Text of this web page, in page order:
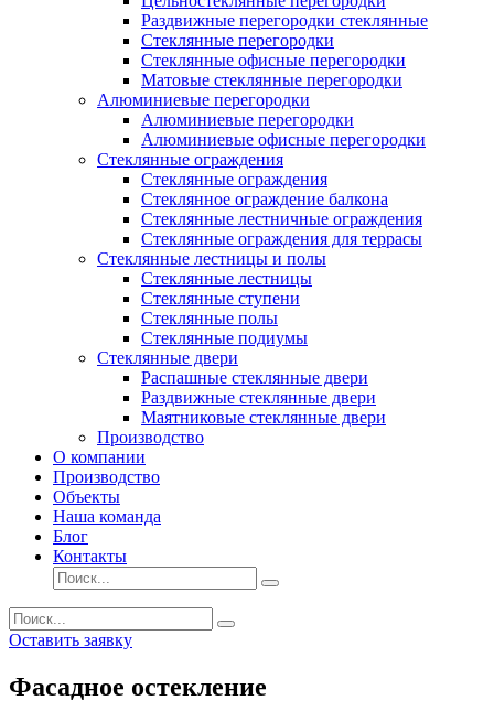
Раздвижные перегородки стеклянные
Стеклянные перегородки
Стеклянные офисные перегородки
Матовые стеклянные перегородки
Алюминиевые перегородки
Алюминиевые перегородки
Алюминиевые офисные перегородки
Стеклянные ограждения
Стеклянные ограждения
Стеклянное ограждение балкона
Стеклянные лестничные ограждения
Стеклянные ограждения для террасы
Стеклянные лестницы и полы
Стеклянные лестницы
Стеклянные ступени
Стеклянные полы
Стеклянные подиумы
Стеклянные двери
Распашные стеклянные двери
Раздвижные стеклянные двери
Маятниковые стеклянные двери
Производство
О компании
Производство
Объекты
Наша команда
Блог
Контакты
Оставить заявку
Фасадное остекление